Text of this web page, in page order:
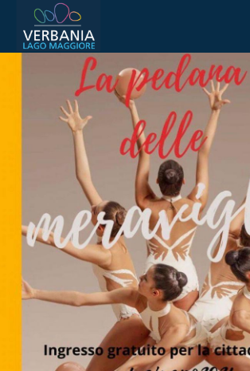
Come raggiungerci
Infopoint Turistico
Richiesta informazioni
Sito Istituzionale